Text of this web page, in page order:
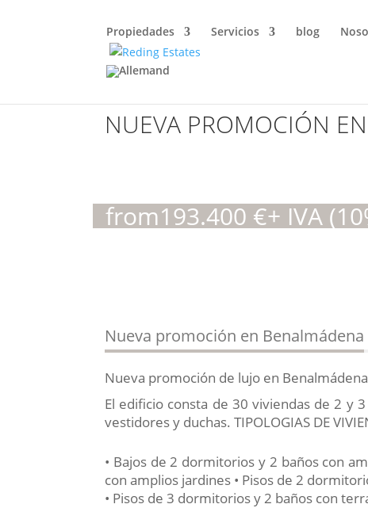
Propiedades Servicios blog
NUEVA PROMOCIÓN
from193.400 €+ IVA
Nueva promoción en Benalmádena
Nueva promoción de lujo en Benalmádena
El edificio consta de 30 viviendas de 2 y
vestidores y duchas. TIPOLOGIAS DE
• Bajos de 2 dormitorios y 2 baños con
con amplios jardines • Pisos de 2
• Pisos de 3 dormitorios y 2 baños con